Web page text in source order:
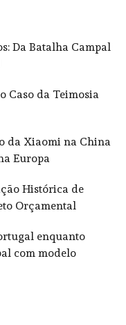
Da Batalha Campal
Caso da Teimosia
da Xiaomi na China
Europa
Histórica de
Orçamental
enquanto
com modelo